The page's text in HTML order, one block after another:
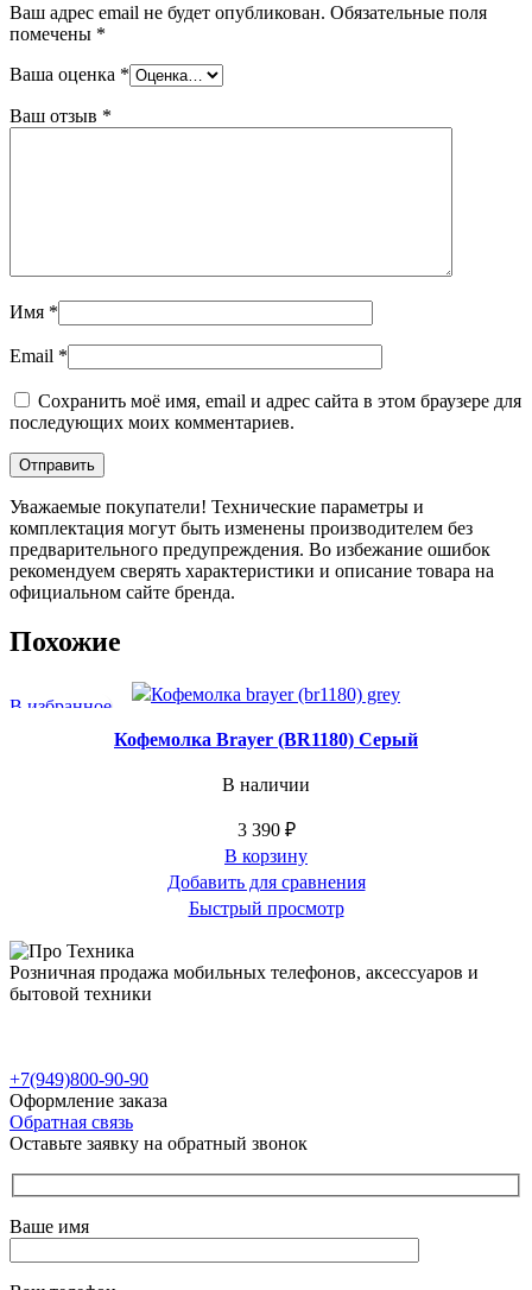
Ваш адрес email не будет опубликован. Обязательные поля
помечены *
Ваша оценка *
Ваш отзыв *
Имя *
Email *
Сохранить моё имя, email и адрес сайта в этом браузере для
последующих моих комментариев.
Уважаемые покупатели! Технические параметры и
комплектация могут быть изменены производителем без
предварительного предупреждения. Во избежание ошибок
рекомендуем сверять характеристики и описание товара на
официальном сайте бренда.
Похожие
В избранное
Кофемолка Brayer (BR1180) Серый
В наличии
3 390 ₽
В корзину
Добавить для сравнения
Быстрый просмотр
Розничная продажа мобильных телефонов, аксессуаров и
бытовой техники
+7(949)800-90-90
Оформление заказа
Обратная связь
Оставьте заявку на обратный звонок
Ваше имя